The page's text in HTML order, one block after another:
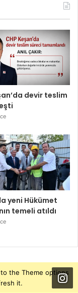
devir teslim
yeni Hükümet
temeli atıldı
the Theme options
it.